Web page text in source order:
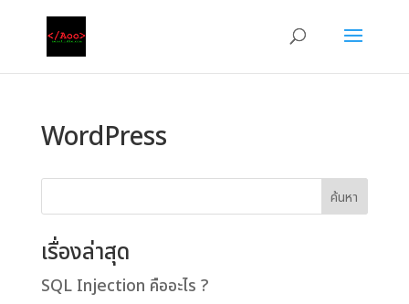
WordPress
ค้นหา
เรื่องล่าสุด
SQL Injection คืออะไร ?